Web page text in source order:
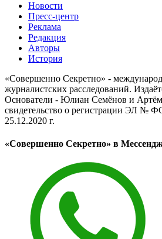
Новости
Пресс-центр
Реклама
Редакция
Авторы
История
«Совершенно Секретно» -
журналистских расследований.
Основатели - Юлиан Семёнов и
свидетельство о регистрации ЭЛ №
25.12.2020 г.
«Совершенно Секретно» в